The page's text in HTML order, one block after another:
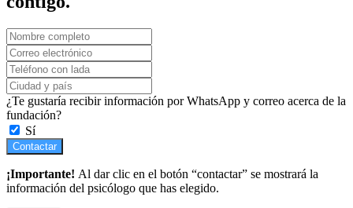
¿Te gustaría recibir información por WhatsApp y correo acerca de la
fundación?
Sí
Contactar
¡Importante! Al dar clic en el botón “contactar” se mostrará la
información del psicólogo que has elegido.